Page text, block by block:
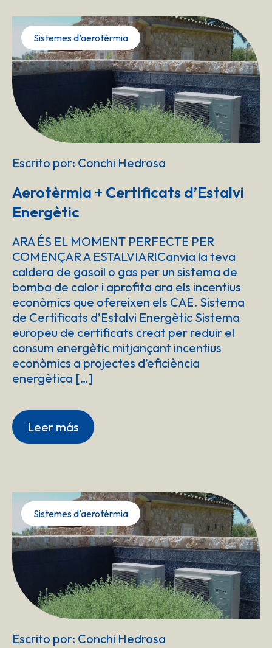
Sistemes d’aerotèrmia
Escrito por: Conchi Hedrosa
Aerotèrmia + Certificats d’Estalvi
Energètic
ARA ÉS EL MOMENT PERFECTE PER
COMENÇAR A ESTALVIAR!Canvia la teva
caldera de gasoil o gas per un sistema de
bomba de calor i aprofita ara els incentius
econòmics que ofereixen els CAE. Sistema
de Certificats d’Estalvi Energètic Sistema
europeu de certificats creat per reduir el
consum energètic mitjançant incentius
econòmics a projectes d’eficiència
energètica […]
Leer más
Sistemes d’aerotèrmia
Escrito por: Conchi Hedrosa